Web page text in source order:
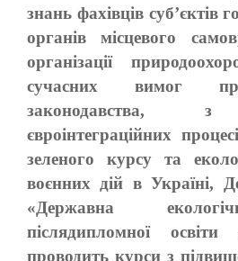
знань фахівців суб’єктів
органів місцевого
організації
сучасних вимог
законодавства, з
євроінтеграційних
зеленого курсу та
воєнних дій в Україні,
«Державна
післядипломної
проводить курси з